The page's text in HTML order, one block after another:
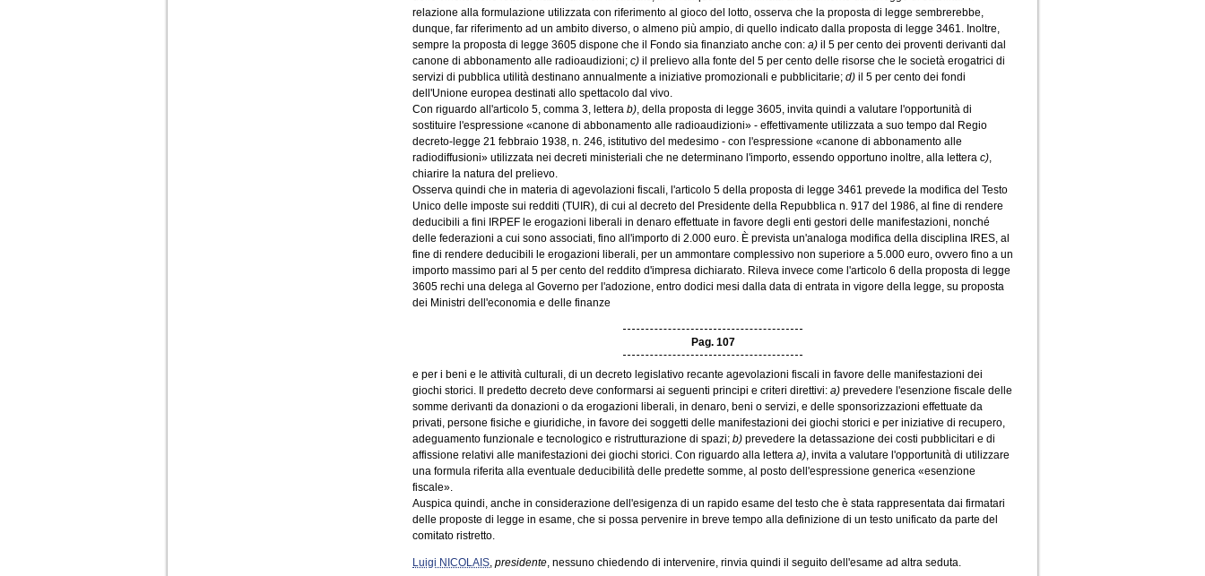
relazione alla formulazione utilizzata con riferimento al gioco del lotto, osserva che la proposta di legge sembrerebbe,
dunque, far riferimento ad un ambito diverso, o almeno più ampio, di quello indicato dalla proposta di legge 3461. Inoltre,
sempre la proposta di legge 3605 dispone che il Fondo sia finanziato anche con: a) il 5 per cento dei proventi derivanti dal
canone di abbonamento alle radioaudizioni; c) il prelievo alla fonte del 5 per cento delle risorse che le società erogatrici di
servizi di pubblica utilità destinano annualmente a iniziative promozionali e pubblicitarie; d) il 5 per cento dei fondi
dell'Unione europea destinati allo spettacolo dal vivo.
Con riguardo all'articolo 5, comma 3, lettera b), della proposta di legge 3605, invita quindi a valutare l'opportunità di
sostituire l'espressione «canone di abbonamento alle radioaudizioni» - effettivamente utilizzata a suo tempo dal Regio
decreto-legge 21 febbraio 1938, n. 246, istitutivo del medesimo - con l'espressione «canone di abbonamento alle
radiodiffusioni» utilizzata nei decreti ministeriali che ne determinano l'importo, essendo opportuno inoltre, alla lettera c),
chiarire la natura del prelievo.
Osserva quindi che in materia di agevolazioni fiscali, l'articolo 5 della proposta di legge 3461 prevede la modifica del Testo
Unico delle imposte sui redditi (TUIR), di cui al decreto del Presidente della Repubblica n. 917 del 1986, al fine di rendere
deducibili a fini IRPEF le erogazioni liberali in denaro effettuate in favore degli enti gestori delle manifestazioni, nonché
delle federazioni a cui sono associati, fino all'importo di 2.000 euro. È prevista un'analoga modifica della disciplina IRES, al
fine di rendere deducibili le erogazioni liberali, per un ammontare complessivo non superiore a 5.000 euro, ovvero fino a un
importo massimo pari al 5 per cento del reddito d'impresa dichiarato. Rileva invece come l'articolo 6 della proposta di legge
3605 rechi una delega al Governo per l'adozione, entro dodici mesi dalla data di entrata in vigore della legge, su proposta
dei Ministri dell'economia e delle finanze
Pag. 107
e per i beni e le attività culturali, di un decreto legislativo recante agevolazioni fiscali in favore delle manifestazioni dei
giochi storici. Il predetto decreto deve conformarsi ai seguenti principi e criteri direttivi: a) prevedere l'esenzione fiscale delle
somme derivanti da donazioni o da erogazioni liberali, in denaro, beni o servizi, e delle sponsorizzazioni effettuate da
privati, persone fisiche e giuridiche, in favore dei soggetti delle manifestazioni dei giochi storici e per iniziative di recupero,
adeguamento funzionale e tecnologico e ristrutturazione di spazi; b) prevedere la detassazione dei costi pubblicitari e di
affissione relativi alle manifestazioni dei giochi storici. Con riguardo alla lettera a), invita a valutare l'opportunità di utilizzare
una formula riferita alla eventuale deducibilità delle predette somme, al posto dell'espressione generica «esenzione
fiscale».
Auspica quindi, anche in considerazione dell'esigenza di un rapido esame del testo che è stata rappresentata dai firmatari
delle proposte di legge in esame, che si possa pervenire in breve tempo alla definizione di un testo unificato da parte del
comitato ristretto.
Luigi NICOLAIS, presidente, nessuno chiedendo di intervenire, rinvia quindi il seguito dell'esame ad altra seduta.